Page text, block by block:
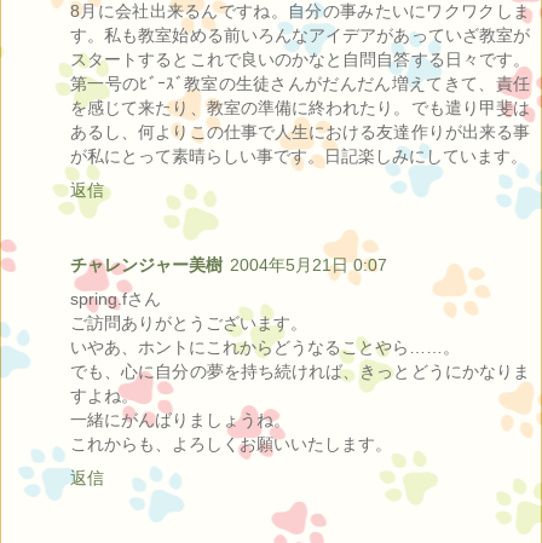
8月に会社出来るんですね。自分の事みたいにワクワクしま
す。私も教室始める前いろんなアイデアがあっていざ教室が
スタートするとこれで良いのかなと自問自答する日々です。
第一号のﾋﾞｰｽﾞ教室の生徒さんがだんだん増えてきて、責任
を感じて来たり、教室の準備に終われたり。でも遣り甲斐は
あるし、何よりこの仕事で人生における友達作りが出来る事
が私にとって素晴らしい事です。日記楽しみにしています。
返信
チャレンジャー美樹 2004年5月21日 0:07
spring.fさん
ご訪問ありがとうございます。
いやあ、ホントにこれからどうなることやら……。
でも、心に自分の夢を持ち続ければ、きっとどうにかなりま
すよね。
一緒にがんばりましょうね。
これからも、よろしくお願いいたします。
返信